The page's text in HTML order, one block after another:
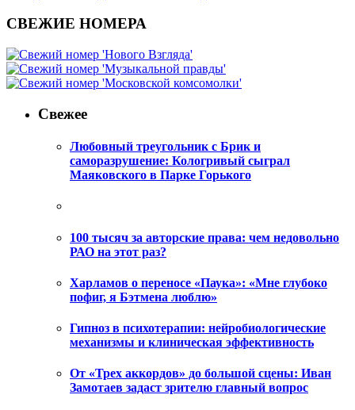
СВЕЖИЕ НОМЕРА
Свежее
Любовный треугольник с Брик и
саморазрушение: Кологривый сыграл
Маяковского в Парке Горького
100 тысяч за авторские права: чем недовольно
РАО на этот раз?
Харламов о переносе «Паука»: «Мне глубоко
пофиг, я Бэтмена люблю»
Гипноз в психотерапии: нейробиологические
механизмы и клиническая эффективность
От «Трех аккордов» до большой сцены: Иван
Замотаев задаст зрителю главный вопрос